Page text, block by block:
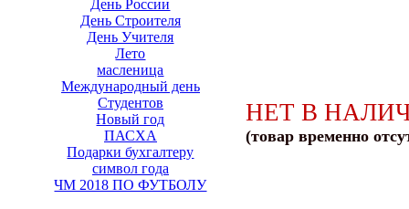
День России
День Строителя
День Учителя
Лето
масленица
Международный день
Студентов
Новый год
ПАСХА
Подарки бухгалтеру
символ года
ЧМ 2018 ПО ФУТБОЛУ
НЕТ В
(товар временно